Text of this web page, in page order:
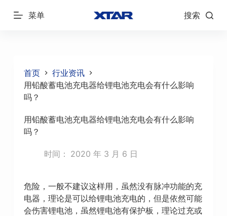
跳
菜单 搜索
首页
行业资讯
用铅酸蓄电池充电器给锂电池充电会有什么影响
吗？
用铅酸蓄电池充电器给锂电池充电会有什么影响
吗？
时间： 2020 年 3 月 6 日
危险，一般不建议这样用，虽然没有脉冲功能的充
电器，理论是可以给锂电池充电的，但是依然可能
会伤害锂电池，虽然锂电池有保护板，理论过充或